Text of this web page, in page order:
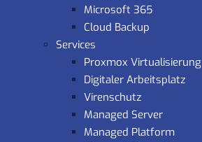
Microsoft 365
Cloud Backup
Services
Proxmox Virtualisierung
Digitaler Arbeitsplatz
Virenschutz
Managed Server
Managed Platform